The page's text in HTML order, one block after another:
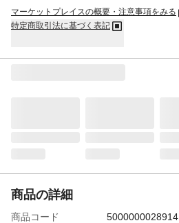
マーケットプレイスの概要・注意事項をみる
特定商取引法に基づく表記
商品の詳細
商品コード
5000000028914